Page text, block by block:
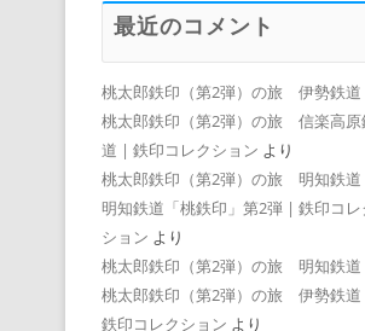
最近のコメント
桃太郎鉄印（第2弾）の旅 伊勢鉄道
桃太郎鉄印（第2弾）の旅 信楽高原
道 | 鉄印コレクション より
桃太郎鉄印（第2弾）の旅 明知鉄道
明知鉄道「桃鉄印」第2弾 | 鉄印コレ
ション より
桃太郎鉄印（第2弾）の旅 明知鉄道
桃太郎鉄印（第2弾）の旅 伊勢鉄道
鉄印コレクション より